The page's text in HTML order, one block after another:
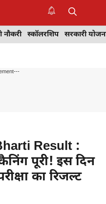
नौकरी स्कॉलरशिप सरकारी
Result :
पूरी! इस दिन
का रिजल्ट